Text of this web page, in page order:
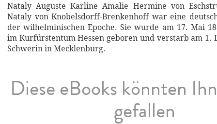
Nataly Auguste Karline Amalie Hermine von
Nataly von Knobelsdorff-Brenkenhoff war eine
der wilhelminischen Epoche. Sie wurde am 17. Mai
im Kurfürstentum Hessen geboren und verstarb am 1.
Schwerin in Mecklenburg.
Diese eBooks könnten
gefallen